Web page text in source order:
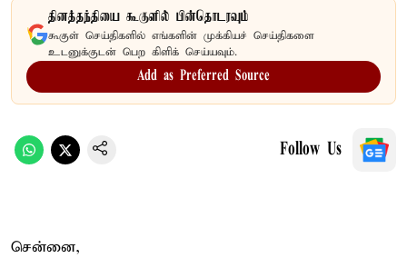
தினத்தந்தியை கூகுளில் பின்தொடரவும்
கூகுள் செய்திகளில் எங்களின் முக்கியச் செய்திகளை
உடனுக்குடன் பெற கிளிக் செய்யவும்.
Add as Preferred Source
Follow Us
சென்னை,